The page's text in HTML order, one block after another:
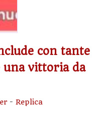
con tante
vittoria da
- Replica